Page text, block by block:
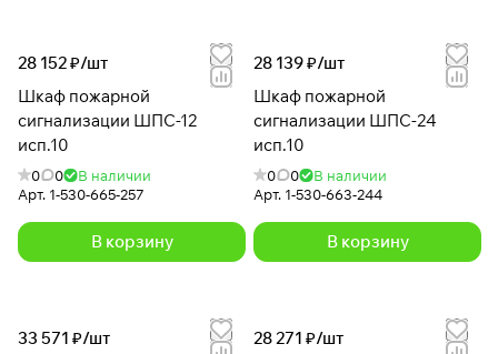
28 152 ₽/шт
Шкаф пожарной
сигнализации ШПС-12
исп.10
0 0
В наличии
Арт. 1-530-665-257
В корзину
28 139 ₽/шт
Шкаф пожарной
сигнализации ШПС-24
исп.10
0 0
В наличии
Арт. 1-530-663-244
В корзину
33 571 ₽/шт
28 271 ₽/шт